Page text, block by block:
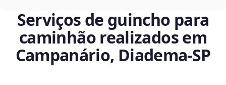
Serviços de guincho para
caminhão realizados em
Campanário, Diadema‑SP